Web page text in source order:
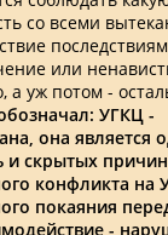
со всеми
или
а уж потом -
УГКЦ -
она является
и скрытых причин
конфликта на
покаяния
-